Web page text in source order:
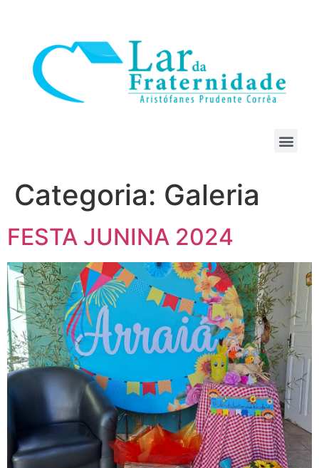
Categoria: Galeria
FESTA JUNINA 2024